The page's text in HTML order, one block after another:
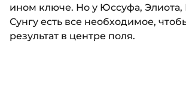
ином ключе. Но у Юссуфа,
Сунгу есть все необходимое,
результат в центре поля.